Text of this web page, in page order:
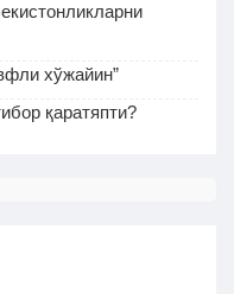
хўжайин”
қаратяпти?